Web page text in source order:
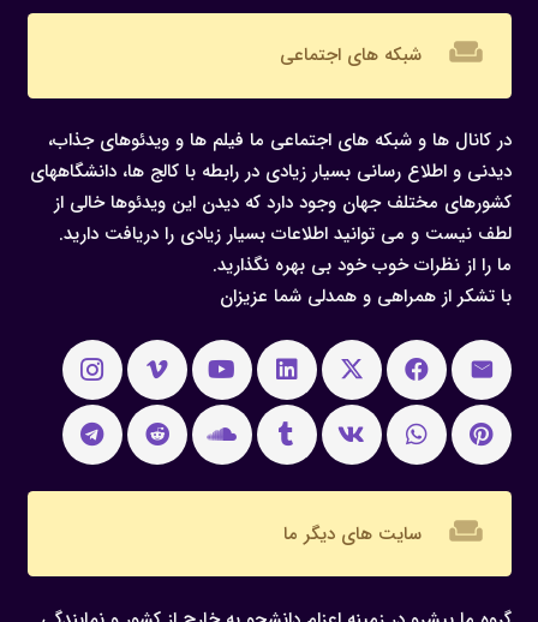
weekend شبکه های اجتماعی
در کانال ها و شبکه های اجتماعی ما فیلم ها و ویدئوهای جذاب،
دیدنی و اطلاع رسانی بسیار زیادی در رابطه با کالج ها، دانشگاههای
کشورهای مختلف جهان وجود دارد که دیدن این ویدئوها خالی از
لطف نیست و می توانید اطلاعات بسیار زیادی را دریافت دارید.
ما را از نظرات خوب خود بی بهره نگذارید.
با تشکر از همراهی و همدلی شما عزیزان
weekend سایت های دیگر ما